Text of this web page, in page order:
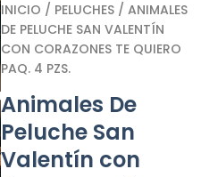
INICIO / PELUCHES / ANIMALES
DE PELUCHE SAN VALENTÍN
CON CORAZONES TE QUIERO
PAQ. 4 PZS.
Animales De
Peluche San
Valentín con